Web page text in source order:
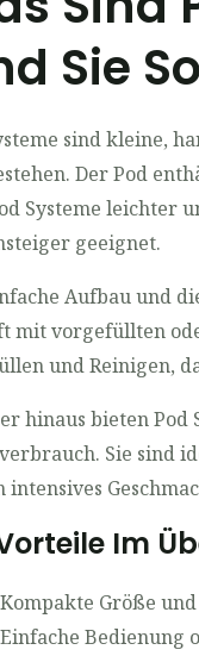
Sie
sind kleine,
Der Pod
Systeme leichter
geeignet.
Aufbau und
mit vorgefüllten
und Reinigen,
hinaus bieten
Sie sind
intensives
Im
Kompakte Größe
Einfache Bedienung